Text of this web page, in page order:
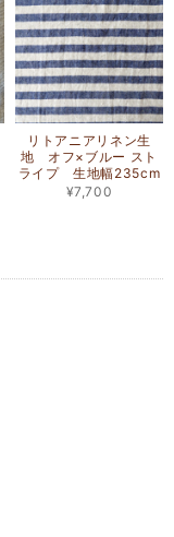
リトアニアリネン生
地 オフ×ブルー スト
ライプ 生地幅235cm
¥7,700